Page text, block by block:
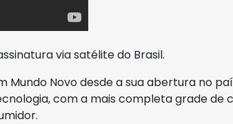
via satélite do Brasil.
Mundo Novo desde a sua abertura no
com a mais completa grade de